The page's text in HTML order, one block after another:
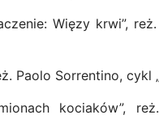
Więzy krwi”,
Paolo Sorrentino, cykl
kociaków”,